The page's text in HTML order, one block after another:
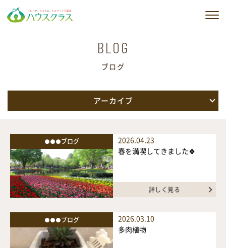
建築実例
会社情報
ブログ
ニュース
イベント情報
BLOG
ブログ
アーカイブ
●●●ブログ
2026.04.23
春を満喫してきました🍀
詳しく見る
●●●ブログ
2026.03.10
多肉植物